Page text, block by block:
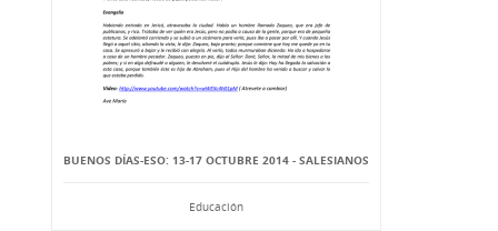
BUENOS DÍAS-ESO: 13-17 OCTUBRE 2014 - SALESIANOS
Educación